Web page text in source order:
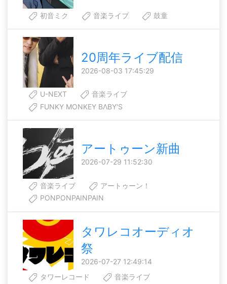
初音ミク 音楽ライブ 鼓童
20周年ライブ配信
2026-08-03 17:45:29
U-NEXT
音楽ライブ
FUNKY MONKEY BΛBY'S
アートゥーン新曲
2026-07-29 11:52:30
音楽ライブ
アートゥーン！
PONPONPAINPAIN
タワレコオーディオ
祭
2026-07-27 12:49:14
タワーレコード
音楽ライブ